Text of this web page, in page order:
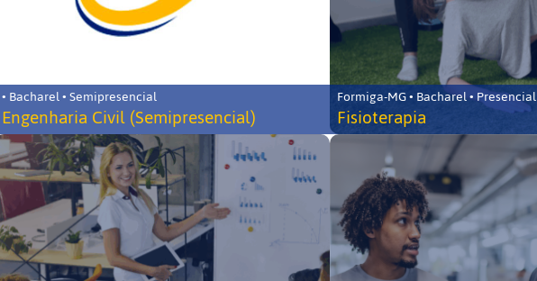
• Bacharel • Semipresencial
Engenharia Civil (Semipresencial)
Formiga-MG • Bacharel • Presencial
Fisioterapia